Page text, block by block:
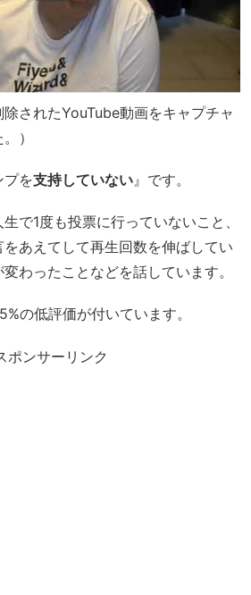
除されたYouTube動画をキャプチャ
）
プを支持していない 』です。
で1度も投票に行っていないこと、
あえてして再生回数を伸ばしてい
わったことなどを話しています。
の低評価が付いています。
ポンサーリンク